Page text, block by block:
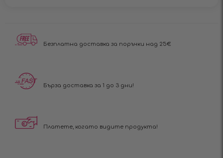
Безплатна доставка за поръчки над 25€
Бърза доставка за 1 до 3 дни!
Платете, когато видите продукта!